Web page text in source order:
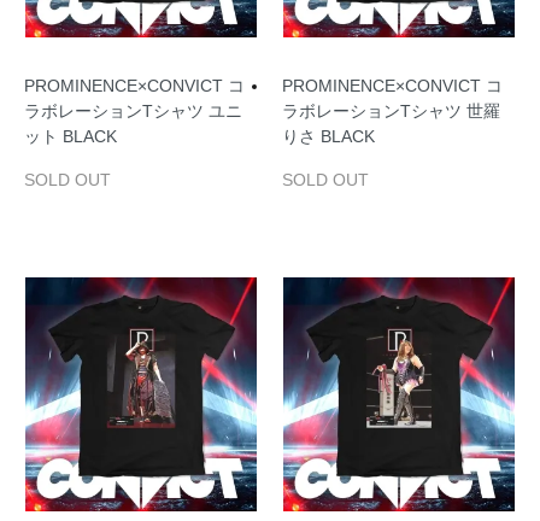
PROMINENCE×CONVICT コ
ラボレーションTシャツ ユニ
ット BLACK
SOLD OUT
PROMINENCE×CONVICT コ
ラボレーションTシャツ 世羅
りさ BLACK
SOLD OUT